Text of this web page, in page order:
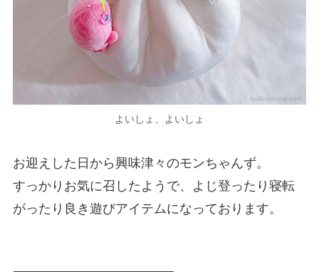
よいしょ、よいしょ
お迎えした日から興味津々のモンちゃんず。
すっかりお気に召したようで、よじ登ったり寝転
がったり良き遊びアイテムになっております。